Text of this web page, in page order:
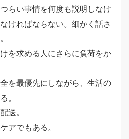
らい事情を何度も説明しなけ
ければならない。細かく話さ
を求める人にさらに負荷をか
を最優先にしながら、生活の
。
送。
アでもある。